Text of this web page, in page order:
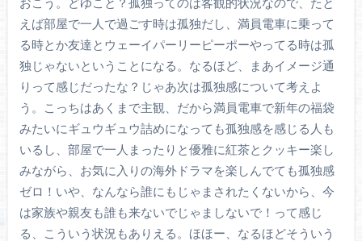
えば部屋で一人で過ごす時は孤独だし、満員電車に乗って
る時とか友達とウェーイパーリーピーポーやってる時は孤
独じゃないということになる。なるほど、まあイメージ通
りって感じだったな？じゃあ次は孤独感について考えよ
う。こっちはあくまで主観、だから満員電車で新年の福袋
みたいにギュウギュウ詰めになっても孤独感を感じる人も
いるし、部屋で一人まったりと優雅に紅茶とクッキー楽し
みながら、お気に入りの海外ドラマを楽しんでても孤独感
ゼロ！いや、なんなら誰にもじゃまされたくないから、今
は家族や親友も誰も来ないでじゃましないで！って感じ
る、こういう状況もありえる。ほほー、なるほどそういう